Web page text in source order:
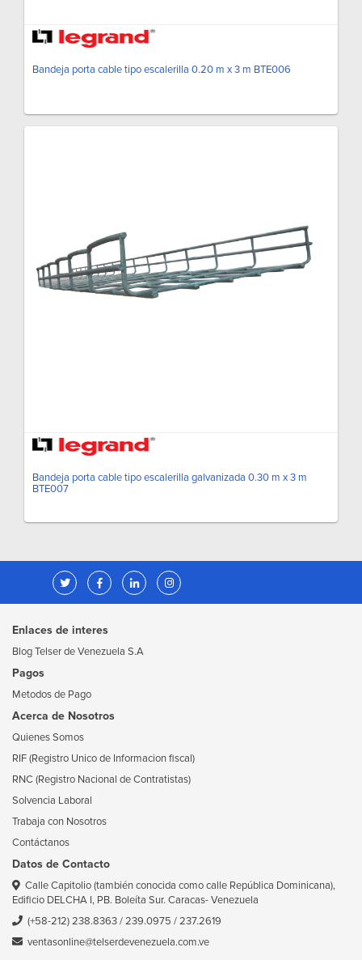
Bandeja porta cable tipo escalerilla 0.20 m x 3 m BTE006
Bandeja porta cable tipo escalerilla galvanizada 0.30 m x 3 m
BTE007
Enlaces de interes
Blog Telser de Venezuela S.A
Pagos
Metodos de Pago
Acerca de Nosotros
Quienes Somos
RIF (Registro Unico de Informacion fiscal)
RNC (Registro Nacional de Contratistas)
Solvencia Laboral
Trabaja con Nosotros
Contáctanos
Datos de Contacto
Calle Capitolio (también conocida como calle República Dominicana),
Edificio DELCHA I, PB. Boleíta Sur. Caracas- Venezuela
(+58-212) 238.8363/239.0975 /237.2619
ventasonline@telserdevenezuela.com.ve